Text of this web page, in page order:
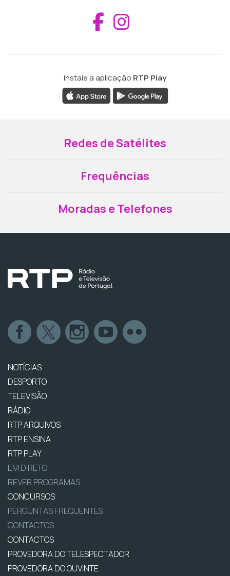
Aceder ao
Instale a aplicação RTP Play
Redes de Satélites
Frequências
Moradas e Telefones
NOTÍCIAS
DESPORTO
TELEVISÃO
RÁDIO
RTP ARQUIVOS
RTP ENSINA
RTP PLAY
EM DIRETO
REVER PROGRAMAS
CONCURSOS
PERGUNTAS FREQUENTES
CONTACTOS
CONTACTOS
PROVEDORA DO TELESPECTADOR
PROVEDORA DO OUVINTE